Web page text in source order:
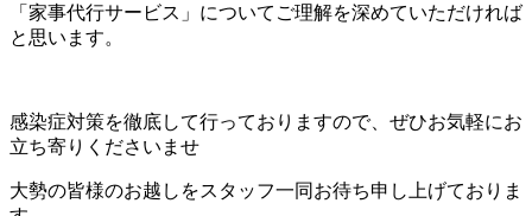
「家事代行サービス」についてご理解を深めていただければ
と思います。
感染症対策を徹底して行っておりますので、ぜひお気軽にお
立ち寄りくださいませ
大勢の皆様のお越しをスタッフ一同お待ち申し上げておりま